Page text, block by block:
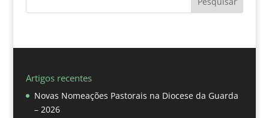
Artigos recentes
Novas Nomeações Pastorais na Diocese da Guarda
– 2026